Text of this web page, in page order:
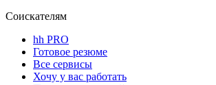
Соискателям
hh PRO
Готовое резюме
Все сервисы
Хочу у вас работать